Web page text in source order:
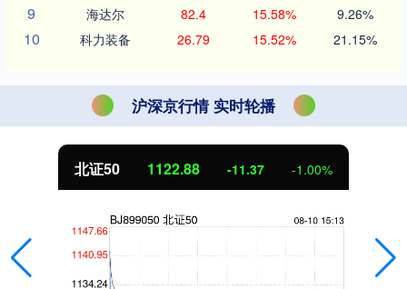
9 海达尔 82.4 15.58% 9.26%
10 科力装备 26.79 15.52% 21.15%
沪深京行情 实时轮播
北证50 1122.88 -11.37 -1.00%